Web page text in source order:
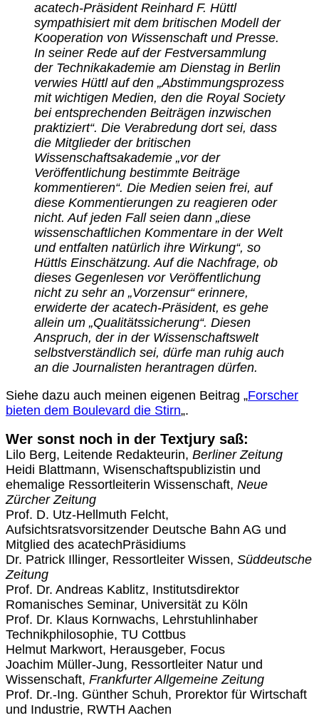
acatech-Präsident Reinhard F. Hüttl
sympathisiert mit dem britischen Modell der
Kooperation von Wissenschaft und Presse.
In seiner Rede auf der Festversammlung
der Technikakademie am Dienstag in Berlin
verwies Hüttl auf den „Abstimmungsprozess
mit wichtigen Medien, den die Royal Society
bei entsprechenden Beiträgen inzwischen
praktiziert“. Die Verabredung dort sei, dass
die Mitglieder der britischen
Wissenschaftsakademie „vor der
Veröffentlichung bestimmte Beiträge
kommentieren“. Die Medien seien frei, auf
diese Kommentierungen zu reagieren oder
nicht. Auf jeden Fall seien dann „diese
wissenschaftlichen Kommentare in der Welt
und entfalten natürlich ihre Wirkung“, so
Hüttls Einschätzung. Auf die Nachfrage, ob
dieses Gegenlesen vor Veröffentlichung
nicht zu sehr an „Vorzensur“ erinnere,
erwiderte der acatech-Präsident, es gehe
allein um „Qualitätssicherung“. Diesen
Anspruch, der in der Wissenschaftswelt
selbstverständlich sei, dürfe man ruhig auch
an die Journalisten herantragen dürfen.
Siehe dazu auch meinen eigenen Beitrag „Forscher
bieten dem Boulevard die Stirn„.
Wer sonst noch in der Textjury saß:
Lilo Berg, Leitende Redakteurin, Berliner Zeitung
Heidi Blattmann, Wisenschaftspublizistin und
ehemalige Ressortleiterin Wissenschaft, Neue
Zürcher Zeitung
Prof. D. Utz-Hellmuth Felcht,
Aufsichtsratsvorsitzender Deutsche Bahn AG und
Mitglied des acatechPräsidiums
Dr. Patrick Illinger, Ressortleiter Wissen, Süddeutsche
Zeitung
Prof. Dr. Andreas Kablitz, Institutsdirektor
Romanisches Seminar, Universität zu Köln
Prof. Dr. Klaus Kornwachs, Lehrstuhlinhaber
Technikphilosophie, TU Cottbus
Helmut Markwort, Herausgeber, Focus
Joachim Müller-Jung, Ressortleiter Natur und
Wissenschaft, Frankfurter Allgemeine Zeitung
Prof. Dr.-Ing. Günther Schuh, Prorektor für Wirtschaft
und Industrie, RWTH Aachen